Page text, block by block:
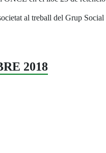
al treball del Grup
2018